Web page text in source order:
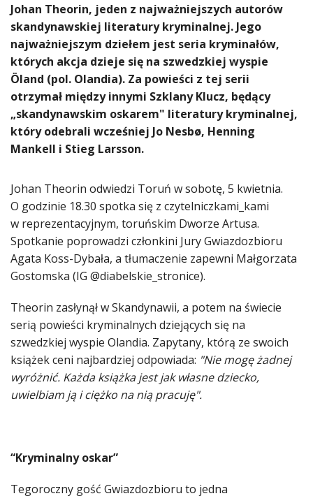
Johan Theorin, jeden z najważniejszych autorów
skandynawskiej literatury kryminalnej. Jego
najważniejszym dziełem jest seria kryminałów,
których akcja dzieje się na szwedzkiej wyspie
Öland (pol. Olandia). Za powieści z tej serii
otrzymał między innymi Szklany Klucz, będący
„skandynawskim oskarem" literatury kryminalnej,
który odebrali wcześniej Jo Nesbø, Henning
Mankell i Stieg Larsson.
Johan Theorin odwiedzi Toruń w sobotę, 5 kwietnia.
O godzinie 18.30 spotka się z czytelniczkami_kami
w reprezentacyjnym, toruńskim Dworze Artusa.
Spotkanie poprowadzi członkini Jury Gwiazdozbioru
Agata Koss-Dybała, a tłumaczenie zapewni Małgorzata
Gostomska (IG @diabelskie_stronice).
Theorin zasłynął w Skandynawii, a potem na świecie
serią powieści kryminalnych dziejących się na
szwedzkiej wyspie Olandia. Zapytany, którą ze swoich
książek ceni najbardziej odpowiada: "Nie mogę żadnej
wyróżnić. Każda książka jest jak własne dziecko,
uwielbiam ją i ciężko na nią pracuję".
“Kryminalny oskar”
Tegoroczny gość Gwiazdozbioru to jedna